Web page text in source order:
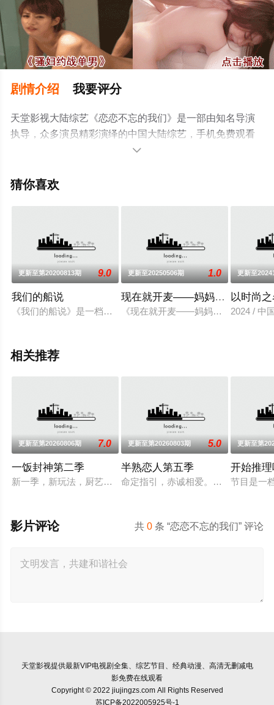
剧情介绍 我要评分
天堂影视大陆综艺《恋恋不忘的我们》是一部由知名导演
执导，众多演员精彩演绎的中国大陆综艺，手机免费观看
高清未删减完整版综艺节目就上天堂电影网，更多相关信

猜你喜欢
更新至第20200813期 9.0
我们的船说
《我们的船说》是一档定位为海洋文化纪实体验的节目，由曹
更新至20250506期 1.0
现在就开麦——妈妈请就位！
《现在就开麦——妈妈请就位！》将
更新至
以时尚
2024 / 中
相关推荐
更新至第20260806期 7.0
一饭封神第二季
新一季，新玩法，厨艺展示全新升级！厨神级的美味将持续上演
更新至第20260803期 5.0
半熟恋人第五季
命定指引，赤诚相爱。第五季将讲述
更新至第
开始推
节目是一
共0 条 “恋恋不忘的我们” 评论
影片评论
天堂影视提供最新VIP电视剧全集、综艺节目、经典动漫、高清无删减电
影免费在线观看
Copyright © 2022 jiujingzs.com All Rights Reserved
苏ICP备2022005925号-1